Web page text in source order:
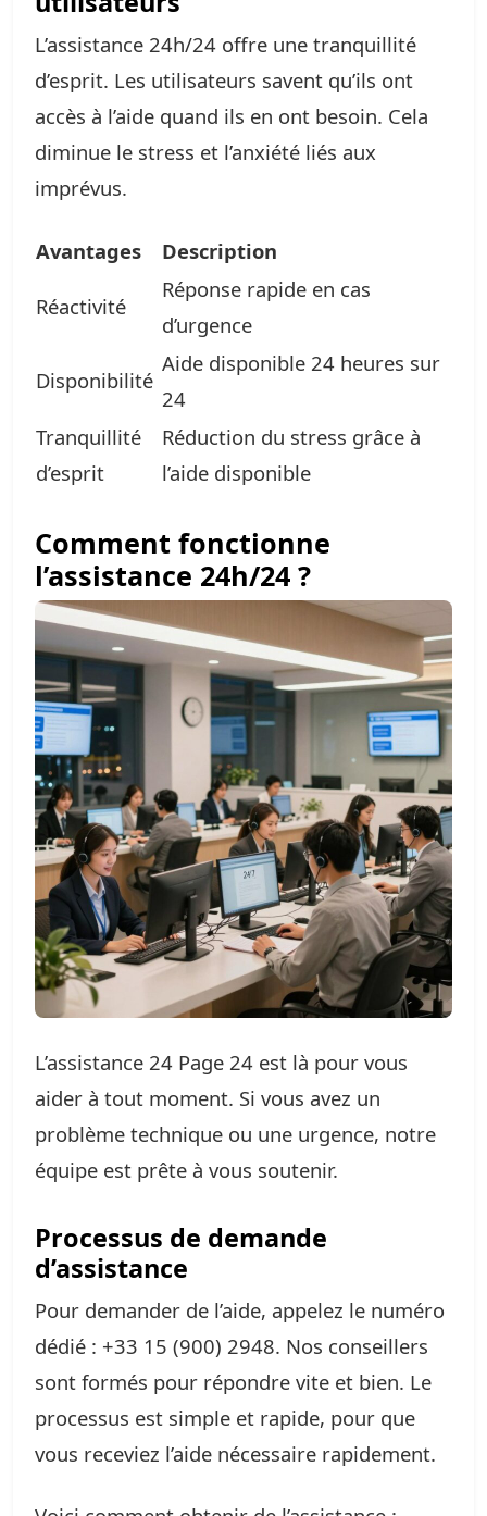
L’assistance 24h/24 offre une tranquillité
d’esprit. Les utilisateurs savent qu’ils ont
accès à l’aide quand ils en ont besoin. Cela
diminue le stress et l’anxiété liés aux
imprévus.
Avantages Description
Réactivité
Réponse rapide en cas
d’urgence
Disponibilité
Aide disponible 24 heures sur
24
Tranquillité
d’esprit
Réduction du stress grâce à
l’aide disponible
Comment fonctionne
l’assistance 24h/24 ?
L’assistance 24 Page 24 est là pour vous
aider à tout moment. Si vous avez un
problème technique ou une urgence, notre
équipe est prête à vous soutenir.
Processus de demande
d’assistance
Pour demander de l’aide, appelez le numéro
dédié : +33 15 (900) 2948. Nos conseillers
sont formés pour répondre vite et bien. Le
processus est simple et rapide, pour que
vous receviez l’aide nécessaire rapidement.